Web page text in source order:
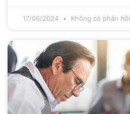
17/06/2024 Không có phản hồi